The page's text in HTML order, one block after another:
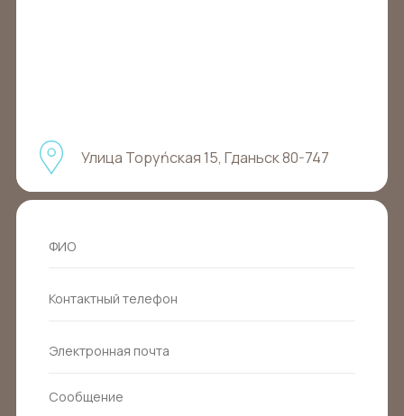
Улица Торуńская 15, Гданьск 80-747